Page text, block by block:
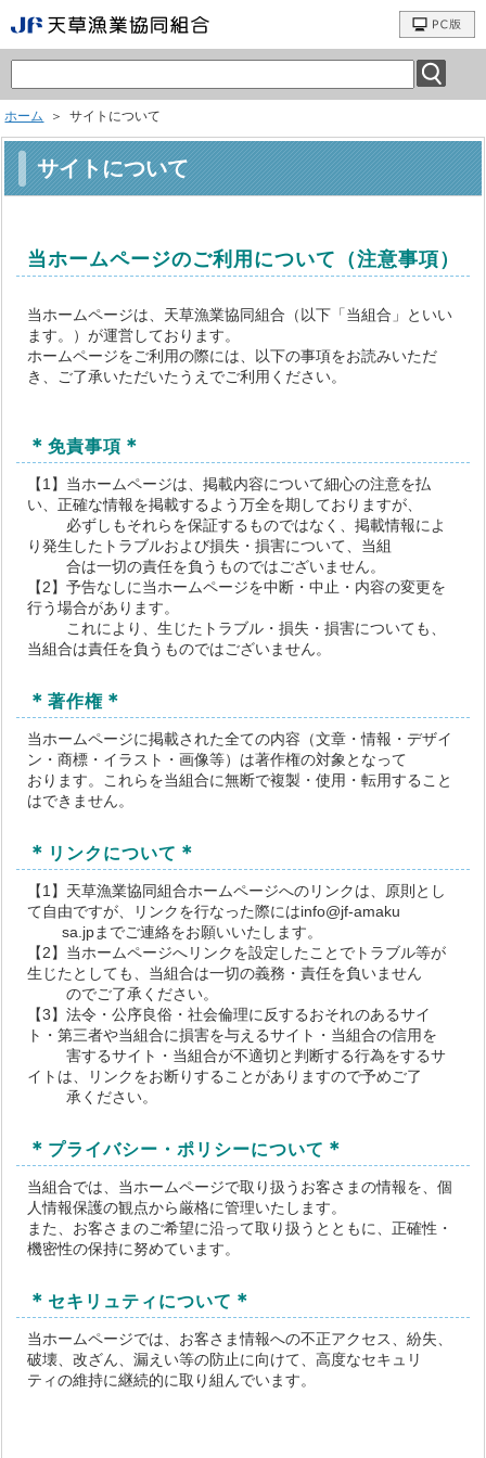
ホーム ＞ サイトについて
サイトについて
当ホームページのご利用について（注意事項）
当ホームページは、天草漁業協同組合（以下「当組合」といい
ます。）が運営しております。
ホームページをご利用の際には、以下の事項をお読みいただ
き、ご了承いただいたうえでご利用ください。
＊免責事項 ＊
【1】当ホームページは、掲載内容について細心の注意を払
い、正確な情報を掲載するよう万全を期しておりますが、
必ずしもそれらを保証するものではなく、掲載情報によ
り発生したトラブルおよび損失・損害について、当組
合は一切の責任を負うものではございません。
【2】予告なしに当ホームページを中断・中止・内容の変更を
行う場合があります。
これにより、生じたトラブル・損失・損害についても、
当組合は責任を負うものではございません。
＊著作権 ＊
当ホームページに掲載された全ての内容（文章・情報・デザイ
ン・商標・イラスト・画像等）は著作権の対象となって
おります。これらを当組合に無断で複製・使用・転用すること
はできません。
＊ リンクについて ＊
【1】天草漁業協同組合ホームページへのリンクは、原則とし
て自由ですが、リンクを行なった際にはinfo@jf-amaku
sa.jpまでご連絡をお願いいたします。
【2】当ホームページへリンクを設定したことでトラブル等が
生じたとしても、当組合は一切の義務・責任を負いません
のでご了承ください。
【3】法令・公序良俗・社会倫理に反するおそれのあるサイ
ト・第三者や当組合に損害を与えるサイト・当組合の信用を
害するサイト・当組合が不適切と判断する行為をするサ
イトは、リンクをお断りすることがありますので予めご了
承ください。
＊ プライバシー・ポリシーについて ＊
当組合では、当ホームページで取り扱うお客さまの情報を、個
人情報保護の観点から厳格に管理いたします。
また、お客さまのご希望に沿って取り扱うとともに、正確性・
機密性の保持に努めています。
＊ セキリュティについて ＊
当ホームページでは、お客さま情報への不正アクセス、紛失、
破壊、改ざん、漏えい等の防止に向けて、高度なセキュリ
ティの維持に継続的に取り組んでいます。